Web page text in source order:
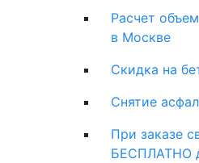
Расчет
в Москве
Скидка на
Снятие
При заказе
БЕСПЛАТНО